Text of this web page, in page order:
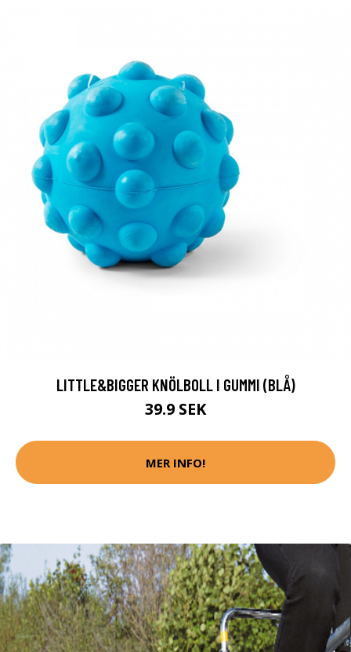
LITTLE&BIGGER KNÖLBOLL I GUMMI (BLÅ)
39.9 SEK
MER INFO!